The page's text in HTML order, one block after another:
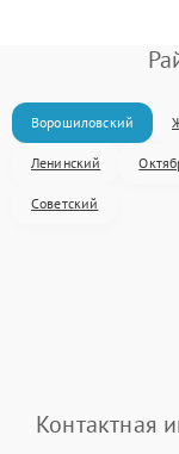
Ворошиловский
Ленинский
Советский
Контактная